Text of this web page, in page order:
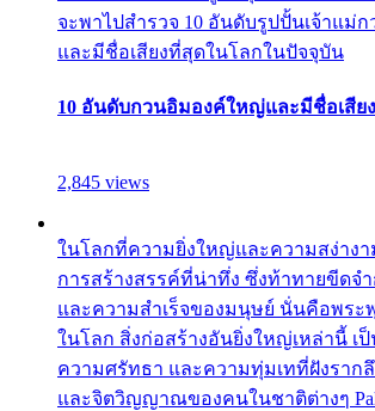
จะพาไปสำรวจ 10 อันดับรูปปั้นเจ้าแม่
และมีชื่อเสียงที่สุดในโลกในปัจจุบัน
10 อันดับกวนอิมองค์ใหญ่และมีชื่อเสีย
2,845 views
ในโลกที่ความยิ่งใหญ่และความสง่าง
การสร้างสรรค์ที่น่าทึ่ง ซึ่งท้าทายขีดจ
และความสำเร็จของมนุษย์ นั่นคือพร
ในโลก สิ่งก่อสร้างอันยิ่งใหญ่เหล่านี้ เ
ความศรัทธา และความทุ่มเทที่ฝังราก
และจิตวิญญาณของคนในชาติต่างๆ